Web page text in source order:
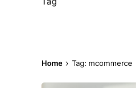
Home Tag: mcommerce